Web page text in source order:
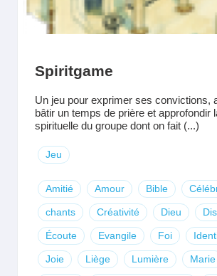
Spiritgame
Un jeu pour exprimer ses convictions,
bâtir un temps de prière et approfondir
spirituelle du groupe dont on fait (...)
Jeu
Amitié Amour Bible
chants Créativité Dieu
Écoute Evangile Foi
Joie Liège Lumière Marie